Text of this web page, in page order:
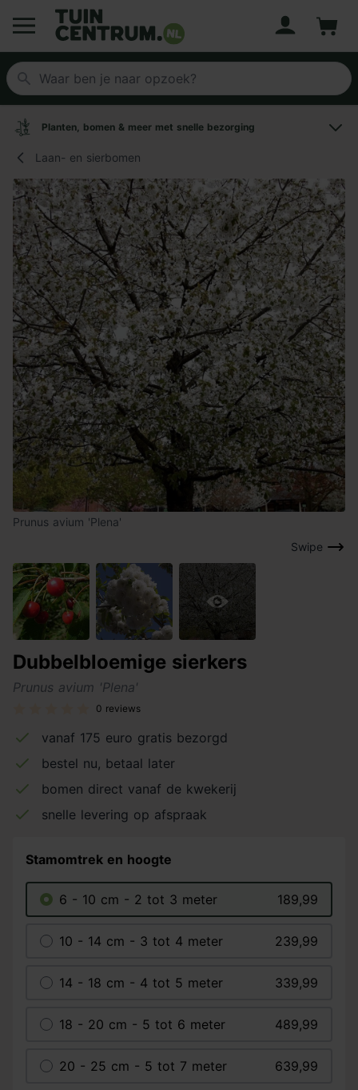
Logo Tuincentrum.nl
Planten, bomen & meer met snelle bezorging
Laan- en sierbomen
Swipe
Prunus avium 'Plena'
Dubbelbloemige sierkers
Prunus avium 'Plena'
0 reviews
vanaf 175 euro gratis bezorgd
bestel nu, betaal later
bomen direct vanaf de kwekerij
snelle levering op afspraak
Stamomtrek en hoogte
6 - 10 cm - 2 tot 3 meter 189,99
10 - 14 cm - 3 tot 4 meter 239,99
14 - 18 cm - 4 tot 5 meter 339,99
18 - 20 cm - 5 tot 6 meter 489,99
20 - 25 cm - 5 tot 7 meter 639,99